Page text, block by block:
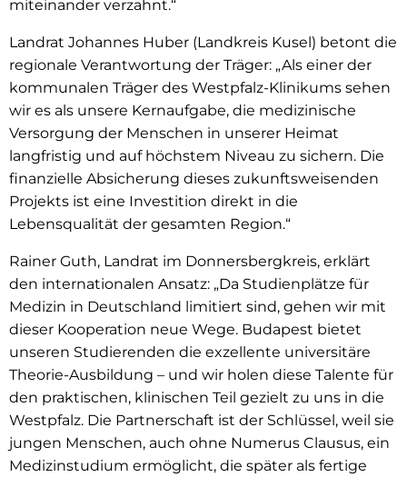
miteinander verzahnt.“
Landrat Johannes Huber (Landkreis Kusel) betont die
regionale Verantwortung der Träger: „Als einer der
kommunalen Träger des Westpfalz-Klinikums sehen
wir es als unsere Kernaufgabe, die medizinische
Versorgung der Menschen in unserer Heimat
langfristig und auf höchstem Niveau zu sichern. Die
finanzielle Absicherung dieses zukunftsweisenden
Projekts ist eine Investition direkt in die
Lebensqualität der gesamten Region.“
Rainer Guth, Landrat im Donnersbergkreis, erklärt
den internationalen Ansatz: „Da Studienplätze für
Medizin in Deutschland limitiert sind, gehen wir mit
dieser Kooperation neue Wege. Budapest bietet
unseren Studierenden die exzellente universitäre
Theorie-Ausbildung – und wir holen diese Talente für
den praktischen, klinischen Teil gezielt zu uns in die
Westpfalz. Die Partnerschaft ist der Schlüssel, weil sie
jungen Menschen, auch ohne Numerus Clausus, ein
Medizinstudium ermöglicht, die später als fertige